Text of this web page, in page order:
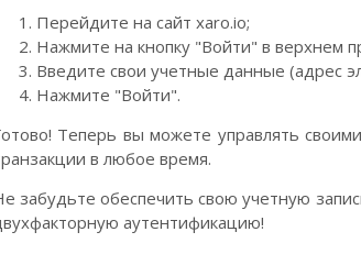
Перейдите на сайт xaro.io;
Нажмите на кнопку "Войти" в верхнем
Введите свои учетные данные (адрес
Нажмите "Войти".
Теперь вы можете управлять
в любое время.
забудьте обеспечить свою учетную
аутентификацию!